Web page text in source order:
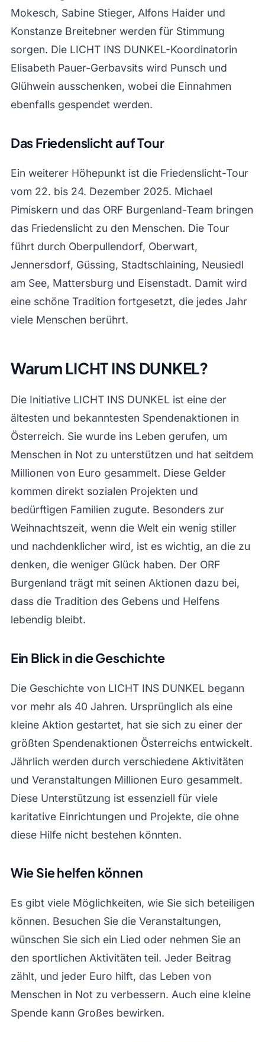
Mokesch, Sabine Stieger, Alfons Haider und
Konstanze Breitebner werden für Stimmung
sorgen. Die LICHT INS DUNKEL-Koordinatorin
Elisabeth Pauer-Gerbavsits wird Punsch und
Glühwein ausschenken, wobei die Einnahmen
ebenfalls gespendet werden.
Das Friedenslicht auf Tour
Ein weiterer Höhepunkt ist die Friedenslicht-Tour
vom 22. bis 24. Dezember 2025. Michael
Pimiskern und das ORF Burgenland-Team bringen
das Friedenslicht zu den Menschen. Die Tour
führt durch Oberpullendorf, Oberwart,
Jennersdorf, Güssing, Stadtschlaining, Neusiedl
am See, Mattersburg und Eisenstadt. Damit wird
eine schöne Tradition fortgesetzt, die jedes Jahr
viele Menschen berührt.
Warum LICHT INS DUNKEL?
Die Initiative LICHT INS DUNKEL ist eine der
ältesten und bekanntesten Spendenaktionen in
Österreich. Sie wurde ins Leben gerufen, um
Menschen in Not zu unterstützen und hat seitdem
Millionen von Euro gesammelt. Diese Gelder
kommen direkt sozialen Projekten und
bedürftigen Familien zugute. Besonders zur
Weihnachtszeit, wenn die Welt ein wenig stiller
und nachdenklicher wird, ist es wichtig, an die zu
denken, die weniger Glück haben. Der ORF
Burgenland trägt mit seinen Aktionen dazu bei,
dass die Tradition des Gebens und Helfens
lebendig bleibt.
Ein Blick in die Geschichte
Die Geschichte von LICHT INS DUNKEL begann
vor mehr als 40 Jahren. Ursprünglich als eine
kleine Aktion gestartet, hat sie sich zu einer der
größten Spendenaktionen Österreichs entwickelt.
Jährlich werden durch verschiedene Aktivitäten
und Veranstaltungen Millionen Euro gesammelt.
Diese Unterstützung ist essenziell für viele
karitative Einrichtungen und Projekte, die ohne
diese Hilfe nicht bestehen könnten.
Wie Sie helfen können
Es gibt viele Möglichkeiten, wie Sie sich beteiligen
können. Besuchen Sie die Veranstaltungen,
wünschen Sie sich ein Lied oder nehmen Sie an
den sportlichen Aktivitäten teil. Jeder Beitrag
zählt, und jeder Euro hilft, das Leben von
Menschen in Not zu verbessern. Auch eine kleine
Spende kann Großes bewirken.